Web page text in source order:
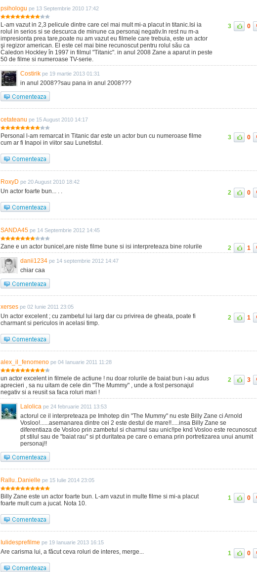
psihologu pe 13 Septembrie 2010 17:42
L-am vazut in 2,3 pelicule dintre care cel mai mult mi-a placut in titanic.Isi ia
rolul in serios si se descurca de minune ca personaj negativ.In rest nu m-a
impresionta prea tare,poate nu am vazut eu filmele care trebuia, este un actor
şi regizor american. El este cel mai bine recunoscut pentru rolul său ca
Caledon Hockley în 1997 in filmul "Titanic". in anul 2008 Zane a aparut in peste
50 de filme si numeroase TV-serie.
3 0
Costirik pe 19 martie 2013 01:31
in anul 2008??sau pana in anul 2008???
cetateanu pe 15 August 2010 14:17
Personal l-am remarcat in Titanic dar este un actor bun cu numeroase filme
cum ar fi Inapoi in viitor sau Lunetistul.
3 0
RoxyD pe 20 August 2010 18:42
Un actor foarte bun... . . 2 0
SANDA45 pe 14 Septembrie 2012 14:45
Zane e un actor bunicel,are niste filme bune si isi interpreteaza bine rolurile 2
1
danii1234 pe 14 septembrie 2012 14:47
chiar caa
xerses pe 02 Iunie 2011 23:05
Un actor excelent ; cu zambetul lui larg dar cu privirea de gheata, poate fi
charmant si periculos in acelasi timp.
2 1
alex_il_fenomeno pe 04 Ianuarie 2011 11:28
un actor excelent in filmele de actiune ! nu doar rolurile de baiat bun i-au adus
aprecieri , sa nu uitam de cele din "The Mummy" , unde a fost personajul
negativ si a reusit sa faca roluri mari !
2 3
Lalolica pe 24 februarie 2011 13:53
actorul ce il interpreteaza pe Imhotep din "The Mummy" nu este Billy Zane ci Arnold
Vosloo!......asemanarea dintre cei 2 este destul de mare!!.....insa Billy Zane se
diferentiaza de Vosloo prin zambetul si charmul sau unic!!pe knd Vosloo este recunoscut
pt stilul sau de "baiat rau" si pt duritatea pe care o emana prin portretizarea unui anumit
personaj!!
Rallu..Danielle pe 15 Iulie 2014 23:05
Billy Zane este un actor foarte bun. L-am vazut in multe filme si mi-a placut
foarte mult cum a jucat. Nota 10.
1 0
Iulidesprefilme pe 19 Ianuarie 2013 16:15
Are carisma lui, a făcut ceva roluri de interes, merge... 1 0